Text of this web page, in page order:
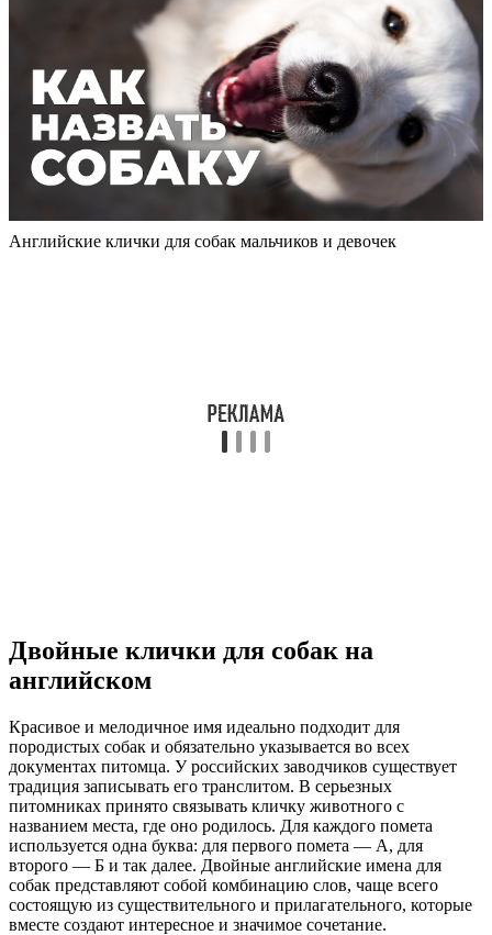
Английские клички для собак мальчиков и девочек
Двойные клички для собак на
английском
Красивое и мелодичное имя идеально подходит для
породистых собак и обязательно указывается во всех
документах питомца. У российских заводчиков существует
традиция записывать его транслитом. В серьезных
питомниках принято связывать кличку животного с
названием места, где оно родилось. Для каждого помета
используется одна буква: для первого помета — А, для
второго — Б и так далее. Двойные английские имена для
собак представляют собой комбинацию слов, чаще всего
состоящую из существительного и прилагательного, которые
вместе создают интересное и значимое сочетание.